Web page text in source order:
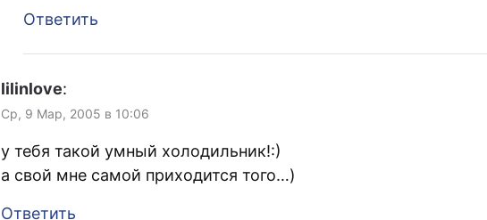
Ответить
lilinlove:
Ср, 9 Мар, 2005 в 10:06
у тебя такой умный холодильник!:)
а свой мне самой приходится того…)
Ответить